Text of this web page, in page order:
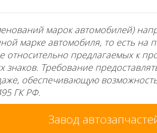
марок автомобилей)
марке автомобиля, то есть на
предлагаемых к
Требование
обеспечивающую
ГК РФ.
Завод